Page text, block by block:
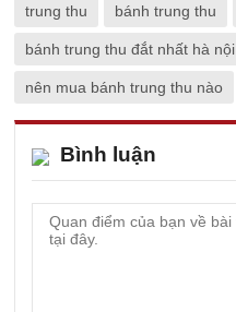
trung thu bánh trung thu
bánh trung thu đắt nhất hà nội
nên mua bánh trung thu nào
Bình luận